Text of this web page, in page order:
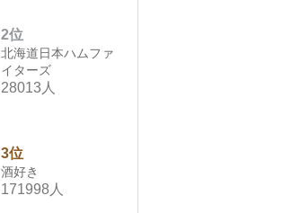
2位
北海道日本ハムファ
イターズ
28013人
3位
酒好き
171998人